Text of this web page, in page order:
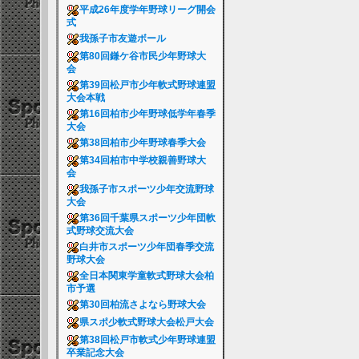
平成26年度学年野球リーグ開会
式
我孫子市友遊ボール
第80回鎌ケ谷市民少年野球大
会
第39回松戸市少年軟式野球連盟
大会本戦
第16回柏市少年野球低学年春季
大会
第38回柏市少年野球春季大会
第34回柏市中学校親善野球大
会
我孫子市スポーツ少年交流野球
大会
第36回千葉県スポーツ少年団軟
式野球交流大会
白井市スポーツ少年団春季交流
野球大会
全日本関東学童軟式野球大会柏
市予選
第30回柏流さよなら野球大会
県スポ少軟式野球大会松戸大会
第38回松戸市軟式少年野球連盟
卒業記念大会